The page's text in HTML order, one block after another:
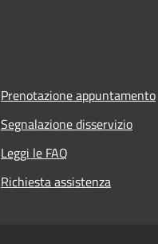
Prenotazione appuntamento
Segnalazione disservizio
Leggi le FAQ
Richiesta assistenza